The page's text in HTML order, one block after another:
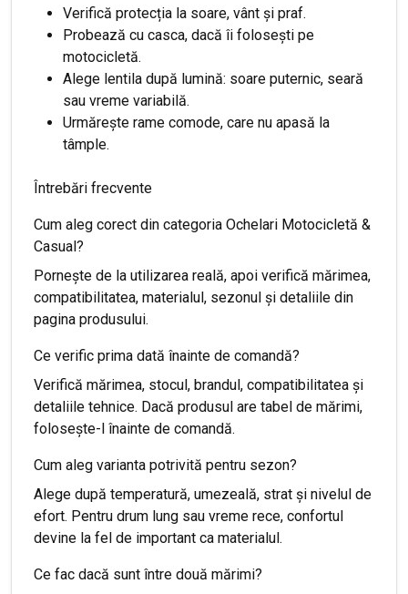
Verifică protecția la soare, vânt și praf.
Probează cu casca, dacă îi folosești pe
motocicletă.
Alege lentila după lumină: soare puternic, seară
sau vreme variabilă.
Urmărește rame comode, care nu apasă la
tâmple.
Întrebări frecvente
Cum aleg corect din categoria Ochelari Motocicletă &
Casual?
Pornește de la utilizarea reală, apoi verifică mărimea,
compatibilitatea, materialul, sezonul și detaliile din
pagina produsului.
Ce verific prima dată înainte de comandă?
Verifică mărimea, stocul, brandul, compatibilitatea și
detaliile tehnice. Dacă produsul are tabel de mărimi,
folosește-l înainte de comandă.
Cum aleg varianta potrivită pentru sezon?
Alege după temperatură, umezeală, strat și nivelul de
efort. Pentru drum lung sau vreme rece, confortul
devine la fel de important ca materialul.
Ce fac dacă sunt între două mărimi?